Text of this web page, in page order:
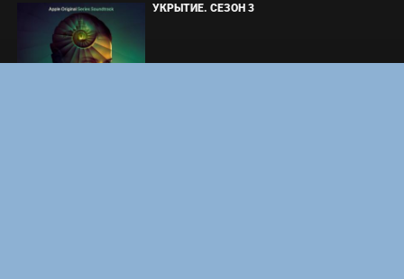
УКРЫТИЕ. СЕЗОН 3